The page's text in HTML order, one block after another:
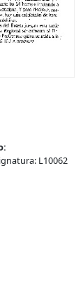
L10062